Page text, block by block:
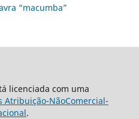
“macumba”
licenciada com uma
Atribuição-NãoComercial-
.